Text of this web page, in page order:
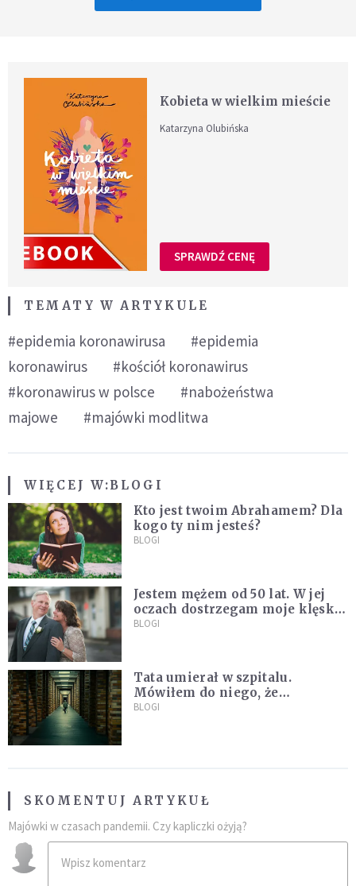
Kobieta w wielkim mieście
Katarzyna Olubińska
SPRAWDŹ CENĘ
TEMATY W ARTYKULE
#epidemia koronawirusa
#epidemia
koronawirus
#kościół koronawirus
#koronawirus w polsce
#nabożeństwa
majowe
#majówki modlitwa
WIĘCEJ W:BLOGI
Kto jest twoim Abrahamem? Dla
kogo ty nim jesteś?
BLOGI
Jestem mężem od 50 lat. W jej
oczach dostrzegam moje klęski i
zwycięstwa
BLOGI
Tata umierał w szpitalu.
Mówiłem do niego, że
pozwalam mu odejść, żeby się
BLOGI
SKOMENTUJ ARTYKUŁ
Majówki w czasach pandemii. Czy kapliczki ożyją?